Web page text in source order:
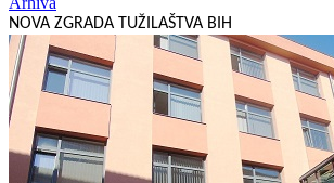
NOVA ZGRADA TUŽILAŠTVA BIH